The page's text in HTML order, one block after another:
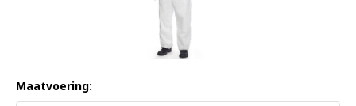
Maatvoering: